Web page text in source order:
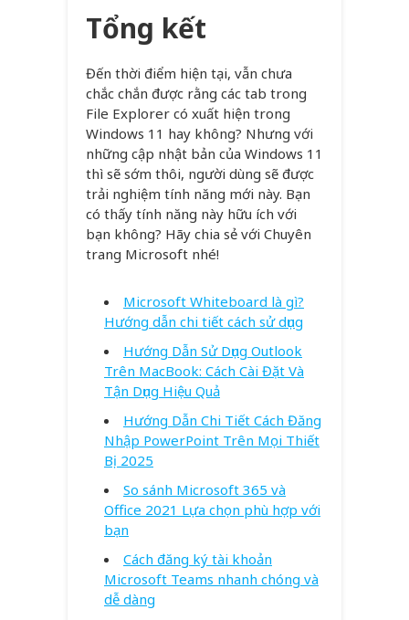
Tổng kết
Đến thời điểm hiện tại, vẫn chưa
chắc chắn được rằng các tab trong
File Explorer có xuất hiện trong
Windows 11 hay không? Nhưng với
những cập nhật bản của Windows 11
thì sẽ sớm thôi, người dùng sẽ được
trải nghiệm tính năng mới này. Bạn
có thấy tính năng này hữu ích với
bạn không? Hãy chia sẻ với Chuyên
trang Microsoft nhé!
Microsoft Whiteboard là gì?
Hướng dẫn chi tiết cách sử dụng
Hướng Dẫn Sử Dụng Outlook
Trên MacBook: Cách Cài Đặt Và
Tận Dụng Hiệu Quả
Hướng Dẫn Chi Tiết Cách Đăng
Nhập PowerPoint Trên Mọi Thiết
Bị 2025
So sánh Microsoft 365 và
Office 2021 Lựa chọn phù hợp với
bạn
Cách đăng ký tài khoản
Microsoft Teams nhanh chóng và
dễ dàng